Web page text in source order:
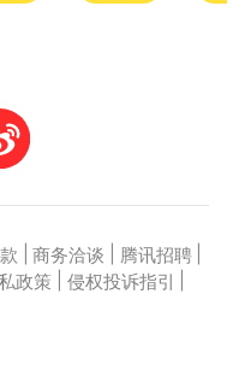
商务洽谈 腾讯招聘
政策 侵权投诉指引